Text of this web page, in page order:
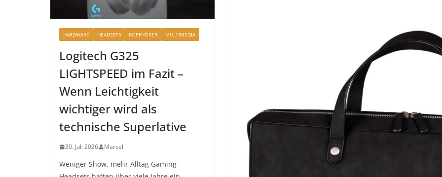
HARDWARE HEADSETS KOPFHÖRER MULTIMEDIA
Logitech G325
LIGHTSPEED im Fazit –
Wenn Leichtigkeit
wichtiger wird als
technische Superlative
30. Juli 2026 Marcel
Weniger Show, mehr Alltag Gaming-